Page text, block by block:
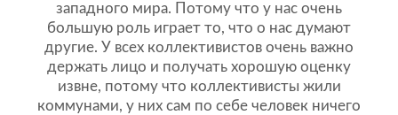
западного мира. Потому что у нас очень
большую роль играет то, что о нас думают
другие. У всех коллективистов очень важно
держать лицо и получать хорошую оценку
извне, потому что коллективисты жили
коммунами, у них сам по себе человек ничего